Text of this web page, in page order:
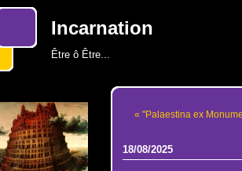
Incarnation
Être ô Être...
« "Palaestina ex
18/08/2025